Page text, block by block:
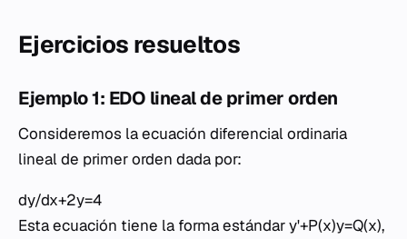
Ejercicios resueltos
Ejemplo 1: EDO lineal de primer orden
Consideremos la ecuación diferencial ordinaria
lineal de primer orden dada por:
dy/dx+2y=4
Esta ecuación tiene la forma estándar y'+P(x)y=Q(x),